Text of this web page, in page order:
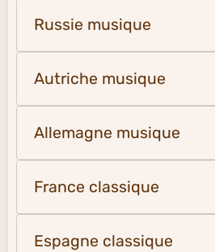
Russie musique
Autriche musique
Allemagne musique
France classique
Espagne classique